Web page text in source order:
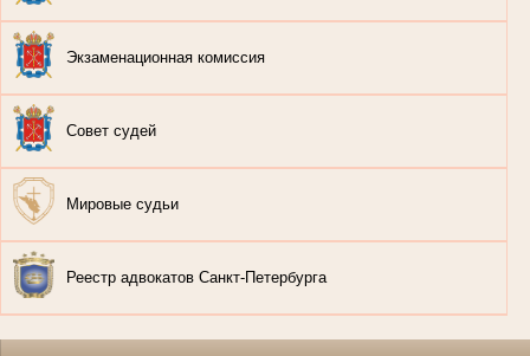
Экзаменационная комиссия
Совет судей
Мировые судьи
Реестр адвокатов Санкт-Петербурга